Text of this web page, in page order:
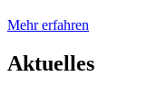
Mehr erfahren
Aktuelles